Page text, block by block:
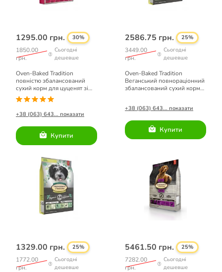
1295.00 грн. 30%
1850.00
грн.
Сьогодні
дешевше
Oven-Baked Tradition
повністю збалансований
сухий корм для цуценят зі
свіжого м’яса ягня 2,27 кг
+38 (063) 643... показати
Купити
2586.75 грн. 25%
3449.00
грн.
Сьогодні
дешевше
Oven-Baked Tradition
Веганський повнораціонний
збалансований сухий корм
+38 (063) 643... показати
Купити
1329.00 грн. 25%
1772.00
грн.
Сьогодні
дешевше
5461.50 грн. 25%
7282.00
грн.
Сьогодні
дешевше